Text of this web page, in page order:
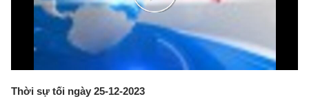
Play
Video
Thời sự tối ngày 25-12-2023